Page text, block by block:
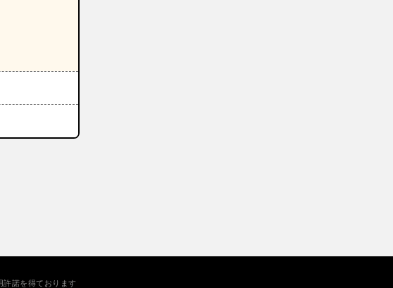
許諾を得ております